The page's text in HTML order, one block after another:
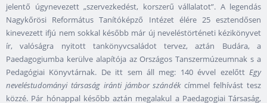
jelentő úgynevezett „szervezkedést, korszerű vállalatot”. A legendás
Nagykőrösi Református Tanítóképző Intézet élére 25 esztendősen
kinevezett ifjú nem sokkal később már új neveléstörténeti kézikönyvet
ír, valóságra nyitott tankönyvcsaládot tervez, aztán Budára, a
Paedagogiumba kerülve alapítója az Országos Tanszermúzeumnak s a
Pedagógiai Könyvtárnak. De itt sem áll meg: 140 évvel ezelőtt Egy
neveléstudományi társaság iránti jámbor szándékcímmel felhívást tesz
közzé. Pár hónappal később aztán megalakul a Paedagogiai Társaság,